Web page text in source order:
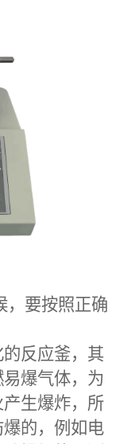
要按照正确
反应釜，其
爆气体，为
生爆炸，所
的，例如电